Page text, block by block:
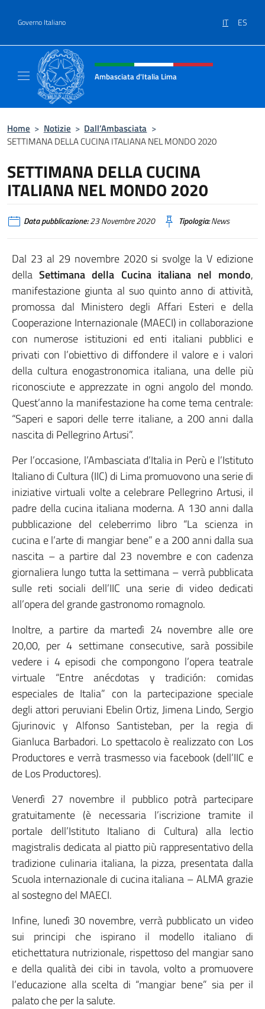
Governo Italiano IT ES
Intestazione sito, social e menù
Ambasciata d'Italia Lima
Home > Notizie > Dall’Ambasciata >
SETTIMANA DELLA CUCINA ITALIANA NEL MONDO 2020
SETTIMANA DELLA CUCINA
ITALIANA NEL MONDO 2020
Data pubblicazione:23 Novembre 2020 Tipologia:News
Dal 23 al 29 novembre 2020 si svolge la V edizione
dellaSettimana della Cucina italiana nel mondo,
manifestazione giunta al suo quinto anno di attività,
promossa dal Ministero degli Affari Esteri e della
Cooperazione Internazionale (MAECI) in collaborazione
con numerose istituzioni ed enti italiani pubblici e
privati con l’obiettivo di diffondere il valore e i valori
della cultura enogastronomica italiana, una delle più
riconosciute e apprezzate in ogni angolo del mondo.
Quest’anno la manifestazione ha come tema centrale:
“Saperi e sapori delle terre italiane, a 200 anni dalla
nascita di Pellegrino Artusi”.
Per l’occasione, l’Ambasciata d’Italia in Perù e l’Istituto
Italiano di Cultura (IIC) di Lima promuovono una serie di
iniziative virtuali volte a celebrare Pellegrino Artusi, il
padre della cucina italiana moderna. A 130 anni dalla
pubblicazione del celeberrimo libro “La scienza in
cucina e l’arte di mangiar bene” e a 200 anni dalla sua
nascita – a partire dal 23 novembre e con cadenza
giornaliera lungo tutta la settimana – verrà pubblicata
sulle reti sociali dell’IIC una serie di video dedicati
all’opera del grande gastronomo romagnolo.
Inoltre, a partire da martedì 24 novembre alle ore
20,00, per 4 settimane consecutive, sarà possibile
vedere i 4 episodi che compongono l’opera teatrale
virtuale “Entre anécdotas y tradición: comidas
especiales de Italia” con la partecipazione speciale
degli attori peruviani Ebelin Ortiz, Jimena Lindo, Sergio
Gjurinovic y Alfonso Santisteban, per la regia di
Gianluca Barbadori. Lo spettacolo è realizzato con Los
Productores e verrà trasmesso via facebook (dell’IIC e
de Los Productores).
Venerdì 27 novembre il pubblico potrà partecipare
gratuitamente (è necessaria l’iscrizione tramite il
portale dell’Istituto Italiano di Cultura) alla lectio
magistralis dedicata al piatto più rappresentativo della
tradizione culinaria italiana, la pizza, presentata dalla
Scuola internazionale di cucina italiana – ALMA grazie
al sostegno del MAECI.
Infine, lunedì 30 novembre, verrà pubblicato un video
sui principi che ispirano il modello italiano di
etichettatura nutrizionale, rispettoso del mangiar sano
e della qualità dei cibi in tavola, volto a promuovere
l’educazione alla scelta di “mangiar bene” sia per il
palato che per la salute.